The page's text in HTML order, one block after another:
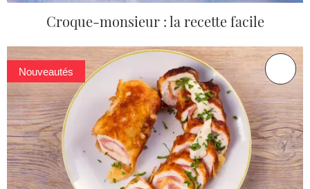
Croque-monsieur : la recette facile
Nouveautés